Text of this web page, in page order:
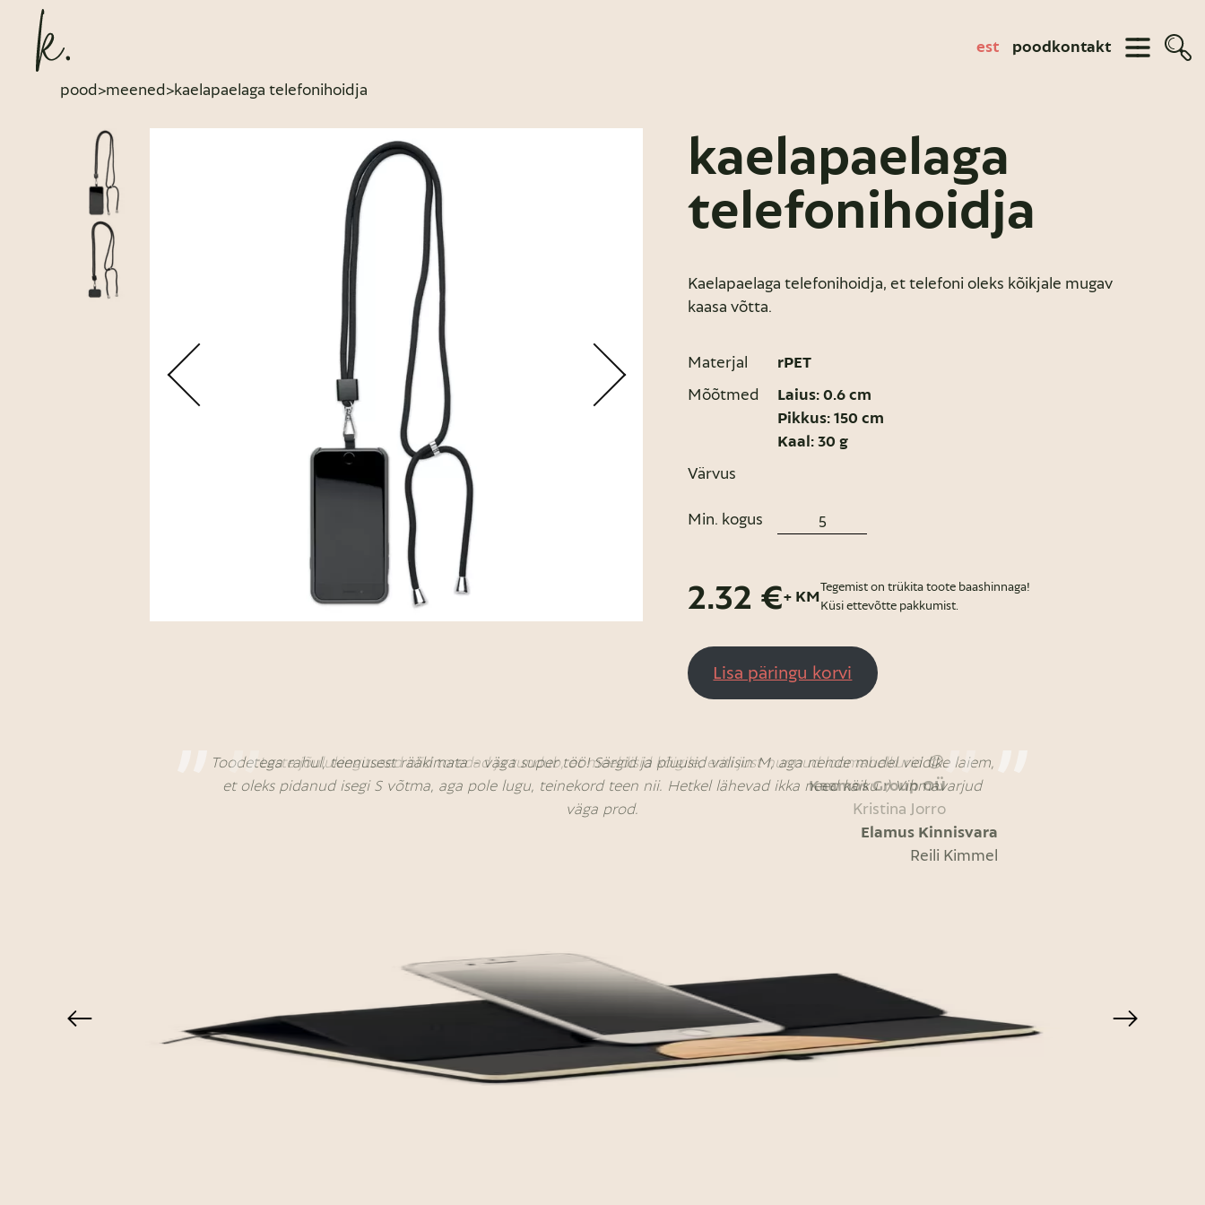
est poodkontakt
pood >meened >kaelapaelaga telefonihoidja
kaelapaelaga
telefonihoidja
Kaelapaelaga telefonihoidja, et telefoni oleks kõikjale mugav
kaasa võtta.
Materjal
rPET
Mõõtmed
Laius: 0.6 cm
Pikkus: 150 cm
Kaal: 30 g
Värvus
Min. kogus
2.32 €+ KM
Tegemist on trükita toote baashinnaga!
Küsi ettevõtte pakkumist.
Lisa päringu korvi
Toodetega rahul, teenusest rääkimata - väga super töö! Särgid ja pluusid valisin M, aga nende mudel veidike laiem,
et oleks pidanud isegi S võtma, aga pole lugu, teinekord teen nii. Hetkel lähevad ikka need käiku :) Vihmavarjud
väga prod.
Elamus Kinnisvara
Reili Kimmel
Laste jõulukingitused olid toredad ja tundub, et meeldisid kõigile, eriti just nunnud loomahelkurid 😊.
Kaamos Group OÜ
Kristina Jorro